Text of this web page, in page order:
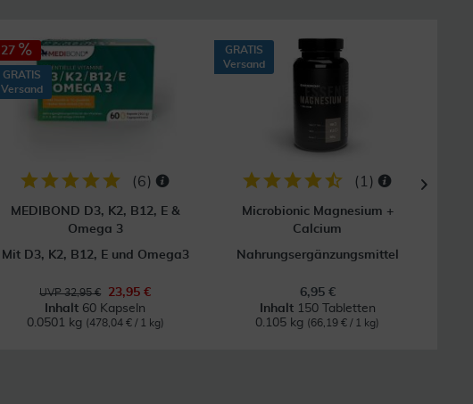
27
GRATIS
Versand
(6)
MEDIBOND D3, K2, B12, E &
Omega 3
Mit D3, K2, B12, E und Omega3
UVP 32,95 €
23,95 €
Inhalt 60 Kapseln
0.0501 kg (478,04 € / 1 kg)
GRATIS
Versand
( 1 )
Microbionic Magnesium +
Calcium
Nahrungsergänzungsmittel
6,95 €
Inhalt 150 Tabletten
0.105 kg (66,19 € / 1 kg)